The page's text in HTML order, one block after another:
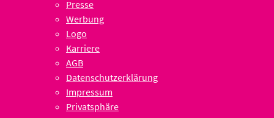
Presse
Werbung
Logo
Karriere
AGB
Datenschutzerklärung
Impressum
Privatsphäre